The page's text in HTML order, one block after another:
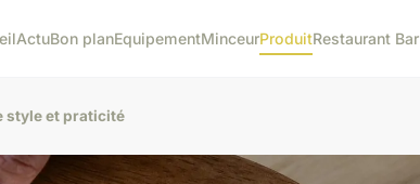
ActuBon planEquipementMinceurProduitRestaurant Bar
style et praticité